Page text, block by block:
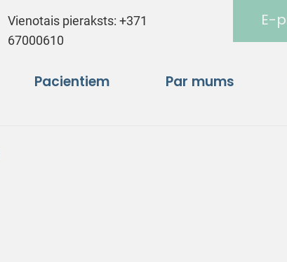
Vienotais pieraksts:+371
67000610
E-
Pacientiem Par mums